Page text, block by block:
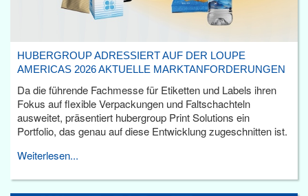
HUBERGROUP ADRESSIERT AUF DER LOUPE
AMERICAS 2026 AKTUELLE MARKTANFORDERUNGEN
Da die führende Fachmesse für Etiketten und Labels ihren
Fokus auf flexible Verpackungen und Faltschachteln
ausweitet, präsentiert hubergroup Print Solutions ein
Portfolio, das genau auf diese Entwicklung zugeschnitten ist.
Weiterlesen...